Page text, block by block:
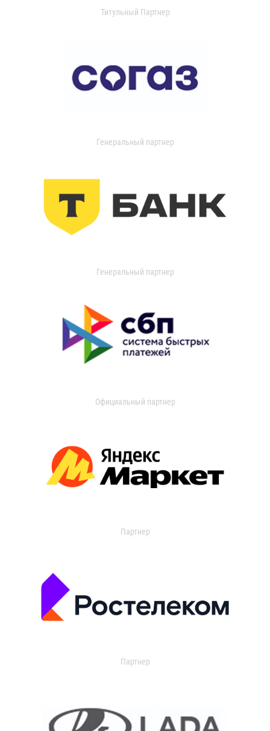
Титульный Партнер
Генеральный партнер
Генеральный партнер
Официальный партнер
Партнер
Партнер